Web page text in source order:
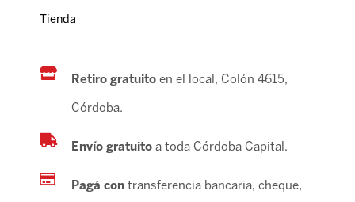
Tienda
Retiro gratuito en el local, Colón 4615,
Córdoba.
Envío gratuitoa toda Córdoba Capital.
Pagá contransferencia bancaria, cheque,